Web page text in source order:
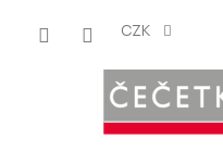
CZK